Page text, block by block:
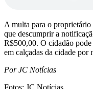
A multa para o
que descumprir a
R$500,00. O cidadão
em calçadas da cidade
Por JC Notícias
Fotos: JC Notícias